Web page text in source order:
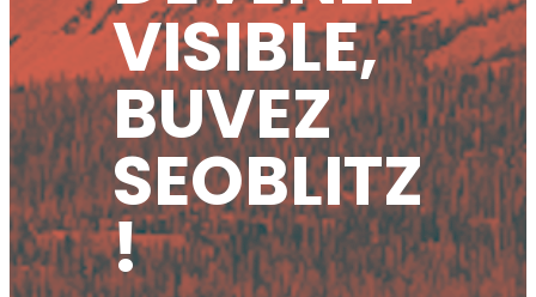
VISIBLE,
BUVEZ
SEOBLITZ
!